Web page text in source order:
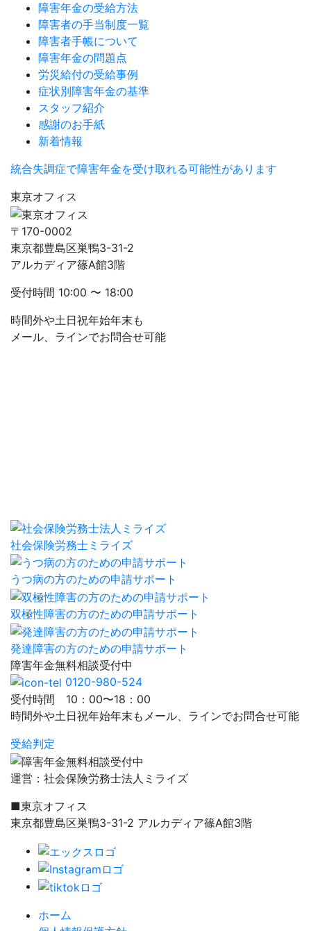
障害年金の受給方法
障害者の手当制度一覧
障害者手帳について
障害年金の問題点
労災給付の受給事例
症状別障害年金の基準
スタッフ紹介
感謝のお手紙
新着情報
統合失調症で障害年金を受け取れる可能性があります
東京オフィス
〒170-0002
東京都豊島区巣鴨3-31-2
アルカディア篠A館3階
受付時間 10:00 〜 18:00
時間外や土日祝年始年末も
メール、ラインでお問合せ可能
社会保険労務士ミライズ
うつ病の方のための申請サポート
双極性障害の方のための申請サポート
発達障害の方のための申請サポート
障害年金無料相談受付中
0120-980-524
受付時間 10：00〜18：00
時間外や土日祝年始年末もメール、ラインでお問合せ可能
受給判定
運営：社会保険労務士法人ミライズ
■東京オフィス
東京都豊島区巣鴨3-31-2 アルカディア篠A館3階
ホーム